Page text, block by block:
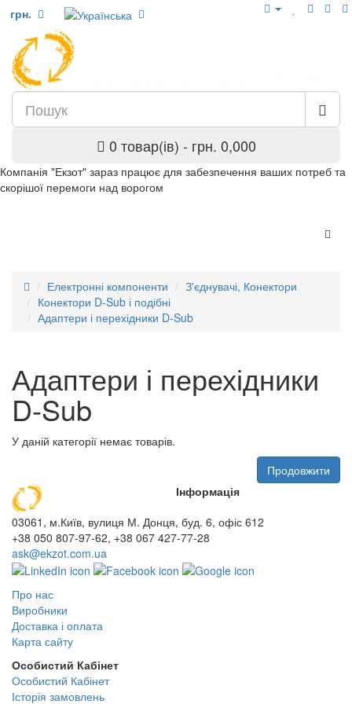
грн.
0 товар(ів) - грн. 0,000
Компанія "Екзот" зараз працює для забезпечення ваших потреб та
скорішої перемоги над ворогом
Електронні компоненти
З'єднувачі, Конектори
Конектори D-Sub і подібні
Адаптери і перехідники D-Sub
Адаптери і перехідники
D-Sub
У даній категорії немає товарів.
Продовжити
03061, м.Київ, вулиця М. Донця, буд. 6, офіс 612
+38 050 807-97-62, +38 067 427-77-28
ask@ekzot.com.ua
Інформація
Про нас
Виробники
Доставка і оплата
Карта сайту
Особистий Кабінет
Особистий Кабінет
Історія замовлень